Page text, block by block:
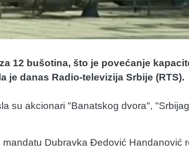
12 bušotina, što je povećanje
je danas Radio-televizija Srbije (RTS).
su akcionari "Banatskog dvora",
Dubravka Đedović Handanović